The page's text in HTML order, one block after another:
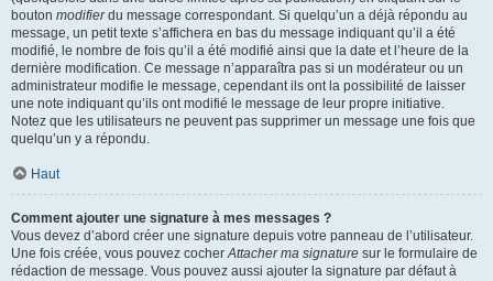
bouton modifierdu message correspondant. Si quelqu’un a déjà répondu au
message, un petit texte s’affichera en bas du message indiquant qu’il a été
modifié, le nombre de fois qu’il a été modifié ainsi que la date et l’heure de la
dernière modification. Ce message n’apparaîtra pas si un modérateur ou un
administrateur modifie le message, cependant ils ont la possibilité de laisser
une note indiquant qu’ils ont modifié le message de leur propre initiative.
Notez que les utilisateurs ne peuvent pas supprimer un message une fois que
quelqu’un y a répondu.
Haut
Comment ajouter une signature à mes messages ?
Vous devez d’abord créer une signature depuis votre panneau de l’utilisateur.
Une fois créée, vous pouvez cocherAttacher ma signature sur le formulaire de
rédaction de message. Vous pouvez aussi ajouter la signature par défaut à